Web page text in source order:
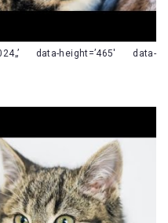
data-height=’465′ data-